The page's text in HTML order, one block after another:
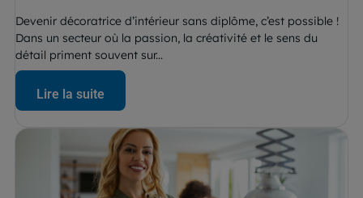
Devenir décoratrice d’intérieur sans diplôme, c’est possible !
Dans un secteur où la passion, la créativité et le sens du
détail priment souvent sur...
Lire la suite